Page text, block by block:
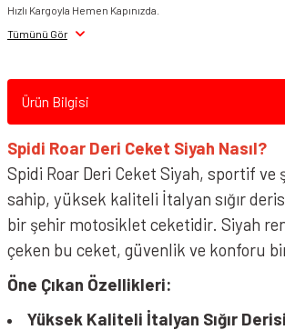
Hızlı Kargoyla Hemen Kapınızda.
Tümünü Gör
Ürün Bilgisi
Spidi Roar Deri Ceket Siyah Nasıl?
Spidi Roar Deri Ceket Siyah, sportif ve
sahip, yüksek kaliteli İtalyan sığır
bir şehir motosiklet ceketidir. Siyah
çeken bu ceket, güvenlik ve konforu
Öne Çıkan Özellikleri:
Yüksek Kaliteli İtalyan Sığır